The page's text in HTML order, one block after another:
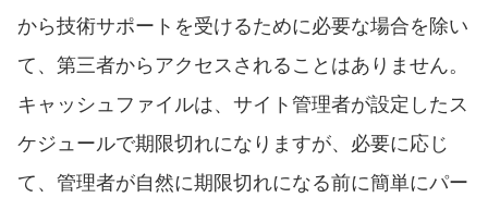
から技術サポートを受けるために必要な場合を除い
て、第三者からアクセスされることはありません。
キャッシュファイルは、サイト管理者が設定したス
ケジュールで期限切れになりますが、必要に応じ
て、管理者が自然に期限切れになる前に簡単にパー